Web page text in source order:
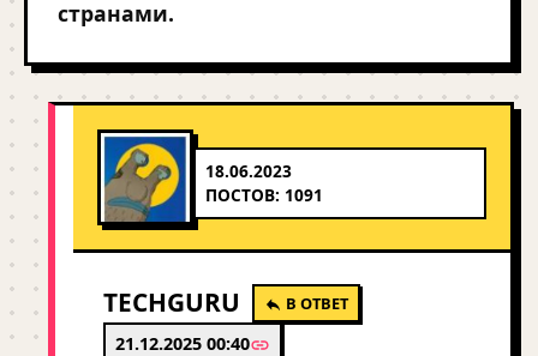
странами.
18.06.2023
ПОСТОВ: 1091
TECHGURU В ОТВЕТ
21.12.2025 00:40